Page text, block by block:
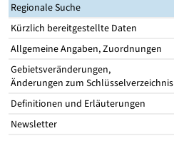
Regionale Suche
Kürzlich bereitgestellte Daten
Allgemeine Angaben, Zuordnungen
Gebietsveränderungen,
Änderungen zum Schlüsselverzeichnis
Definitionen und Erläuterungen
Newsletter